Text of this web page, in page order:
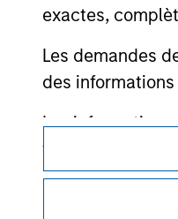
exactes,
Les demandes
des
Les
veillé à ce que
informations
membres
Les utilisateurs sont
procédure, car celles-ci